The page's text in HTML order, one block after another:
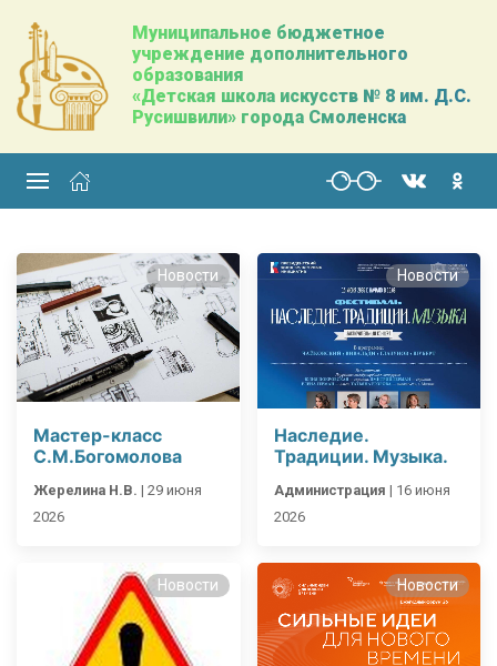
Муниципальное бюджетное
учреждение дополнительного
образования
«Детская школа искусств № 8 им. Д.С.
Русишвили» города Смоленска
Новости
Мастер-класс
С.М.Богомолова
Жерелина Н.В. | 29 июня
2026
Новости
Наследие.
Традиции. Музыка.
Администрация | 16 июня
2026
Новости Новости